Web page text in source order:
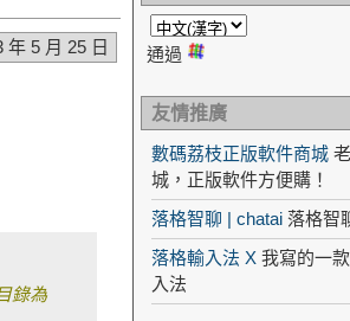
年 5 月 25 日
錄為
通過
友情推廣
數碼荔枝正版軟件商城
城，正版軟件方便購！
落格智聊 | chatai 落格智
落格輸入法 X 我寫的一
入法